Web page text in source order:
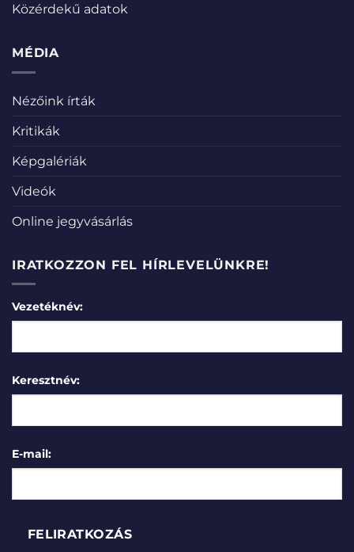
Közérdekű adatok
MÉDIA
Nézőink írták
Kritikák
Képgalériák
Videók
Online jegyvásárlás
IRATKOZZON FEL HÍRLEVELÜNKRE!
Vezetéknév:
Keresztnév:
E-mail: